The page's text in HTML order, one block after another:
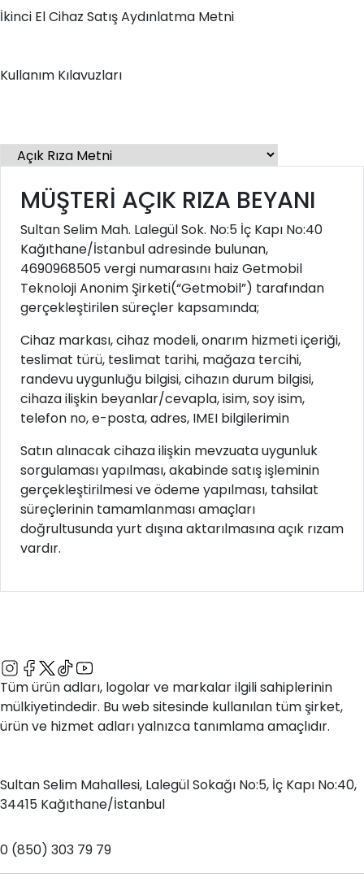
İkinci El Cihaz Satış Aydınlatma Metni
Kullanım Kılavuzları
MÜŞTERİ AÇIK RIZA BEYANI
Sultan Selim Mah. Lalegül Sok. No:5 İç Kapı No:40
Kağıthane/İstanbul adresinde bulunan,
4690968505 vergi numarasını haiz Getmobil
Teknoloji Anonim Şirketi(“Getmobil”) tarafından
gerçekleştirilen süreçler kapsamında;
Cihaz markası, cihaz modeli, onarım hizmeti içeriği,
teslimat türü, teslimat tarihi, mağaza tercihi,
randevu uygunluğu bilgisi, cihazın durum bilgisi,
cihaza ilişkin beyanlar/cevapla, isim, soy isim,
telefon no, e-posta, adres, IMEI bilgilerimin
Satın alınacak cihaza ilişkin mevzuata uygunluk
sorgulaması yapılması, akabinde satış işleminin
gerçekleştirilmesi ve ödeme yapılması, tahsilat
süreçlerinin tamamlanması amaçları
doğrultusunda yurt dışına aktarılmasına açık rızam
vardır.
Tüm ürün adları, logolar ve markalar ilgili sahiplerinin
mülkiyetindedir. Bu web sitesinde kullanılan tüm şirket,
ürün ve hizmet adları yalnızca tanımlama amaçlıdır.
Sultan Selim Mahallesi, Lalegül Sokağı No:5, İç Kapı No:40,
34415 Kağıthane/İstanbul
0 (850) 303 79 79